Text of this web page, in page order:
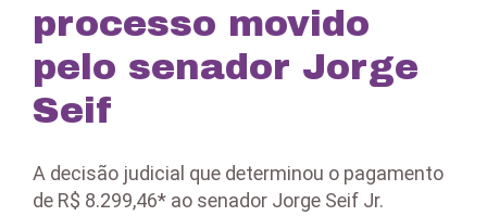
processo movido
pelo senador Jorge
Seif
A decisão judicial que determinou o pagamento
de R$ 8.299,46* ao senador Jorge Seif Jr.